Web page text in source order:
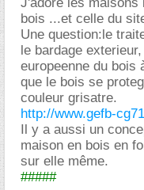
bois ...et celle du
Une question:le
le bardage
europeenne du bois
que le bois se
couleur grisatre.
http://www.gefb-
Il y a aussi un
maison en bois en
sur elle même.
#####